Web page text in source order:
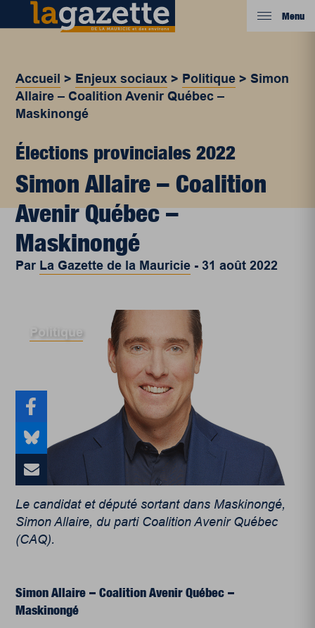
Menu
Accueil > Enjeux sociaux > Politique >Simon
Allaire – Coalition Avenir Québec –
Maskinongé
Élections provinciales 2022
Simon Allaire – Coalition
Avenir Québec –
Maskinongé
Par La Gazette de la Mauricie -31 août 2022
Politique
Le candidat et député sortant dans Maskinongé,
Simon Allaire, du parti Coalition Avenir Québec
(CAQ).
Simon Allaire – Coalition Avenir Québec –
Maskinongé